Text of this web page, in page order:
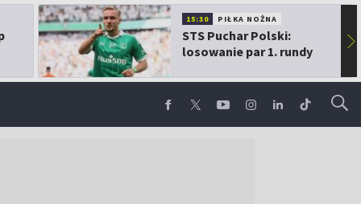
15:30 PIŁKA NOŻNA
STS Puchar Polski:
losowanie par 1. rundy
▶